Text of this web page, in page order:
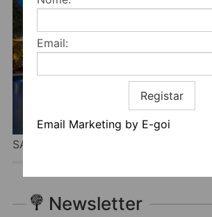
Email:
Registar
Email Marketing by E-goi
SALVATERRA COUNTRY HOUSE & SPA
Newsletter